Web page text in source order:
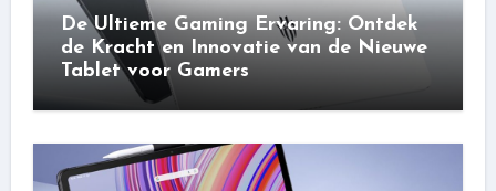
De Ultieme Gaming Ervaring: Ontdek
de Kracht en Innovatie van de Nieuwe
Tablet voor Gamers